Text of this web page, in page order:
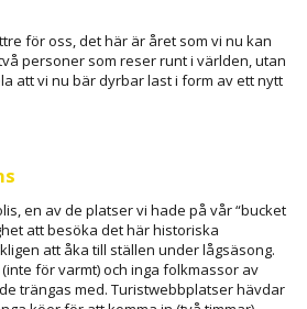
för oss, det här är året som vi nu kan
personer som reser runt i världen, utan
att vi nu bär dyrbar last i form av ett nytt
en av de platser vi hade på vår “bucket
att besöka det här historiska
att åka till ställen under lågsäsong.
för varmt) och inga folkmassor av
trängas med. Turistwebbplatser hävdar